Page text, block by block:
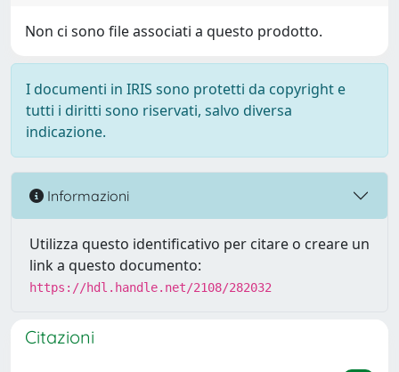
Non ci sono file associati a questo prodotto.
I documenti in IRIS sono protetti da copyright e
tutti i diritti sono riservati, salvo diversa
indicazione.
Informazioni
Utilizza questo identificativo per citare o creare un
link a questo documento:
https://hdl.handle.net/2108/282032
Citazioni